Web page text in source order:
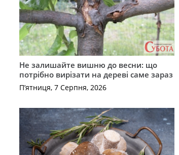
Не залишайте вишню до весни: що
потрібно вирізати на дереві саме зараз
П’ятниця, 7 Серпня, 2026